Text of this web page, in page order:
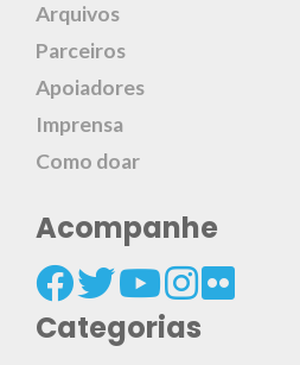
Arquivos
Parceiros
Apoiadores
Imprensa
Como doar
Acompanhe
Categorias